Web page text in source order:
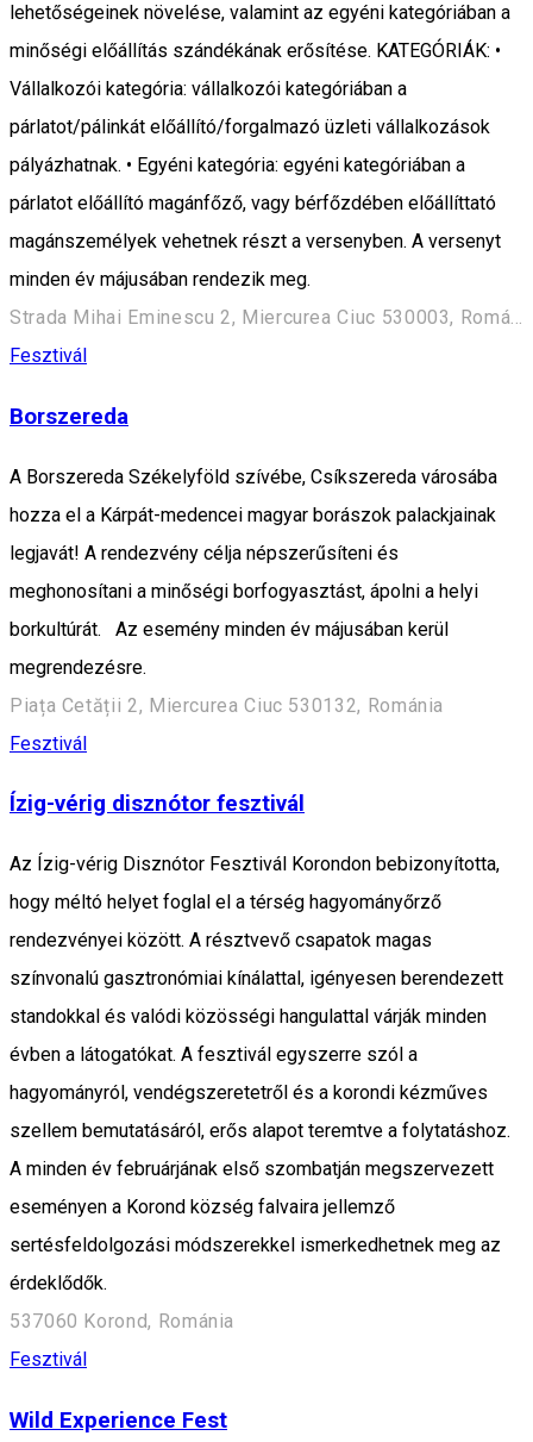
lehetőségeinek növelése, valamint az egyéni kategóriában a
minőségi előállítás szándékának erősítése. KATEGÓRIÁK: •
Vállalkozói kategória: vállalkozói kategóriában a
párlatot/pálinkát előállító/forgalmazó üzleti vállalkozások
pályázhatnak. • Egyéni kategória: egyéni kategóriában a
párlatot előállító magánfőző, vagy bérfőzdében előállíttató
magánszemélyek vehetnek részt a versenyben. A versenyt
minden év májusában rendezik meg.
Strada Mihai Eminescu 2, Miercurea Ciuc 530003, Románia
Fesztivál
Borszereda
A Borszereda Székelyföld szívébe, Csíkszereda városába
hozza el a Kárpát-medencei magyar borászok palackjainak
legjavát! A rendezvény célja népszerűsíteni és
meghonosítani a minőségi borfogyasztást, ápolni a helyi
borkultúrát. Az esemény minden év májusában kerül
megrendezésre.
Piața Cetății 2, Miercurea Ciuc 530132, Románia
Fesztivál
Ízig-vérig disznótor fesztivál
Az Ízig-vérig Disznótor Fesztivál Korondon bebizonyította,
hogy méltó helyet foglal el a térség hagyományőrző
rendezvényei között. A résztvevő csapatok magas
színvonalú gasztronómiai kínálattal, igényesen berendezett
standokkal és valódi közösségi hangulattal várják minden
évben a látogatókat. A fesztivál egyszerre szól a
hagyományról, vendégszeretetről és a korondi kézműves
szellem bemutatásáról, erős alapot teremtve a folytatáshoz.
A minden év februárjának első szombatján megszervezett
eseményen a Korond község falvaira jellemző
sertésfeldolgozási módszerekkel ismerkedhetnek meg az
érdeklődők.
537060 Korond, Románia
Fesztivál
Wild Experience Fest